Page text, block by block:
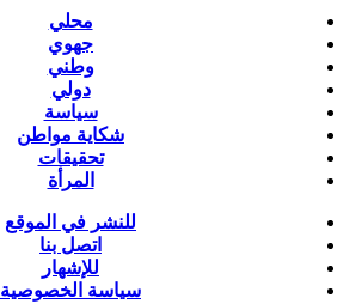
محلي
جهوي
وطني
دولي
سياسة
شكاية مواطن
تحقيقات
المرأة
للنشر في الموقع
اتصل بنا
للإشهار
سياسة الخصوصية